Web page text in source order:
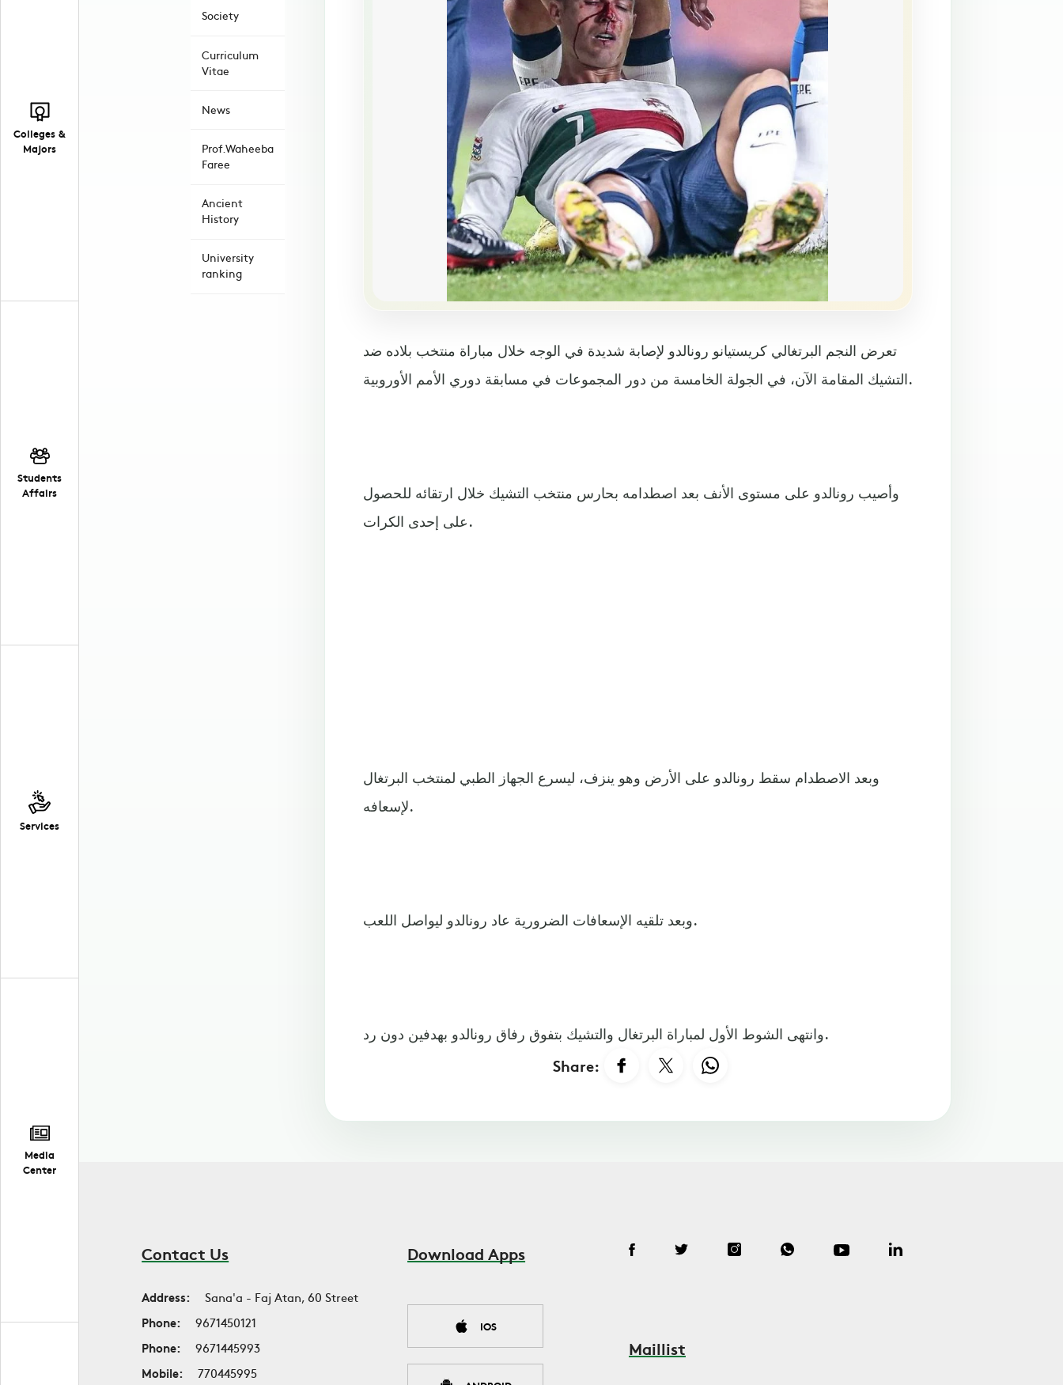
Colleges &
Majors
Students
Affairs
Services
Media
Center
Society
Curriculum
Vitae
News
Prof.Waheeba
Faree
Ancient
History
University
ranking
تعرض النجم البرتغالي كريستيانو رونالدو لإصابة شديدة في الوجه خلال مباراة منتخب بلاده ضد
التشيك المقامة الآن، في الجولة الخامسة من دور المجموعات في مسابقة دوري الأمم الأوروبية.
وأصيب رونالدو على مستوى الأنف بعد اصطدامه بحارس منتخب التشيك خلال ارتقائه للحصول
على إحدى الكرات.
وبعد الاصطدام سقط رونالدو على الأرض وهو ينزف، ليسرع الجهاز الطبي لمنتخب البرتغال
لإسعافه.
وبعد تلقيه الإسعافات الضرورية عاد رونالدو ليواصل اللعب.
وانتهى الشوط الأول لمباراة البرتغال والتشيك بتفوق رفاق رونالدو بهدفين دون رد.
Share:
Contact Us
Address:
Sana'a - Faj Atan, 60 Street
Phone:
9671450121
Phone:
9671445993
Mobile:
770445995
Download Apps
IOS
Maillist